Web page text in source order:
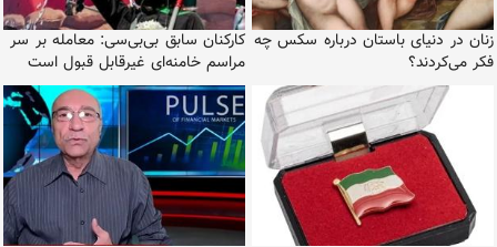
کارکنان سابق بی‌بی‌سی: معامله بر سر
مراسم خامنه‌ای غیرقابل قبول است
زنان در دنیای باستان درباره سکس چه
فکر می‌کردند؟